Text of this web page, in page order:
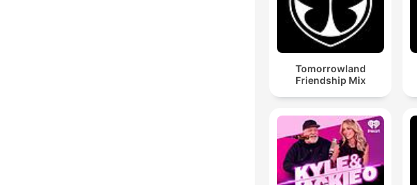
Tomorrowland
Friendship Mix